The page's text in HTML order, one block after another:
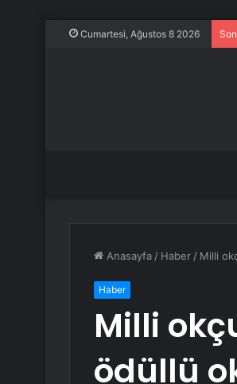
Cumartesi, Ağustos 8 2026
Anasayfa / Haber / Milli
Haber
Milli
ödüllü